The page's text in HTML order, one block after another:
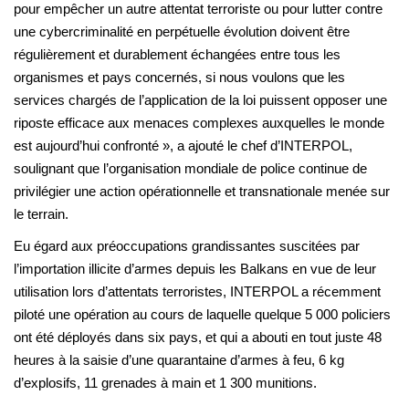
pour empêcher un autre attentat terroriste ou pour lutter contre
une cybercriminalité en perpétuelle évolution doivent être
régulièrement et durablement échangées entre tous les
organismes et pays concernés, si nous voulons que les
services chargés de l’application de la loi puissent opposer une
riposte efficace aux menaces complexes auxquelles le monde
est aujourd’hui confronté », a ajouté le chef d’INTERPOL,
soulignant que l’organisation mondiale de police continue de
privilégier une action opérationnelle et transnationale menée sur
le terrain.
Eu égard aux préoccupations grandissantes suscitées par
l’importation illicite d’armes depuis les Balkans en vue de leur
utilisation lors d’attentats terroristes, INTERPOL a récemment
piloté une opération au cours de laquelle quelque 5 000 policiers
ont été déployés dans six pays, et qui a abouti en tout juste 48
heures à la saisie d’une quarantaine d’armes à feu, 6 kg
d’explosifs, 11 grenades à main et 1 300 munitions.